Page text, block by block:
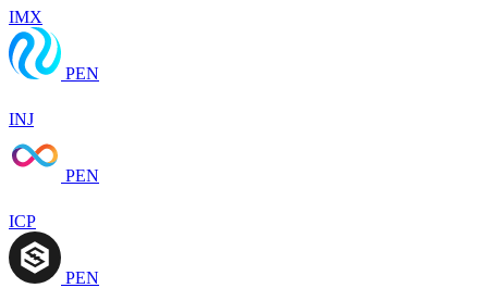
IMX
PEN
INJ
PEN
ICP
PEN